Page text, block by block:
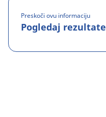
Preskoči ovu informaciju
Pogledaj rezultate